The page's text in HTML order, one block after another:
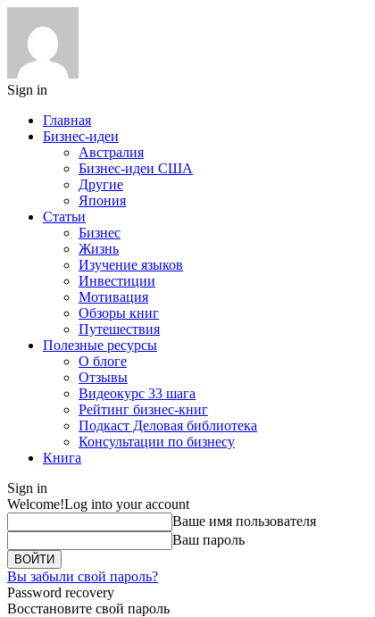
Sign in
Главная
Бизнес-идеи
Австралия
Бизнес-идеи США
Другие
Япония
Статьи
Бизнес
Жизнь
Изучение языков
Инвестиции
Мотивация
Обзоры книг
Путешествия
Полезные ресурсы
О блоге
Отзывы
Видеокурс 33 шага
Рейтинг бизнес-книг
Подкаст Деловая библиотека
Консультации по бизнесу
Книга
Sign in
Welcome!Log into your account
Ваше имя пользователя
Ваш пароль
Вы забыли свой пароль?
Password recovery
Восстановите свой пароль